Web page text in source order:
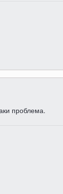
проблема.